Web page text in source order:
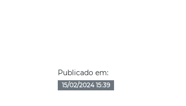
Publicado em:
15/02/2024 15:39